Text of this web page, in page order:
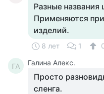
Разные названия
Применяются
изделий.
8 лет 1
ГА Галина Алекс.
Просто
сленга.